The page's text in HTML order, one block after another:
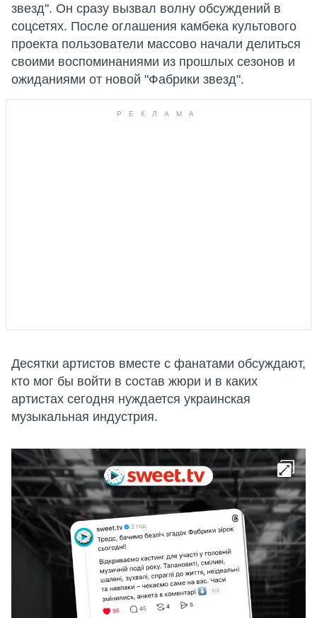
звезд". Он сразу вызвал волну обсуждений в
соцсетях. После оглашения камбека культового
проекта пользователи массово начали делиться
своими воспоминаниями из прошлых сезонов и
ожиданиями от новой "Фабрики звезд".
Десятки артистов вместе с фанатами обсуждают,
кто мог бы войти в состав жюри и в каких
артистах сегодня нуждается украинская
музыкальная индустрия.